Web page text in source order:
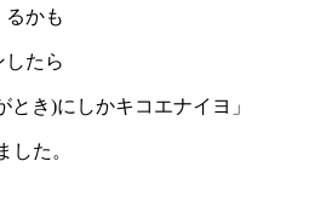
かも
したら
とき)にしかキコエナイヨ」
した。